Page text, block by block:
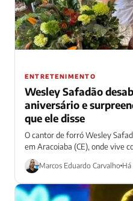
ENTRETENIMENTO
Wesley Safadão
aniversário e
que ele disse
O cantor de forró Wesley
em Aracoiaba (CE), onde vive
que aconteceu...
Marcos Eduardo Carvalho Há